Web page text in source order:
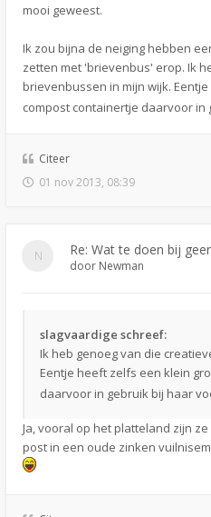
mooi geweest.
Ik zou bijna de neiging hebben
zetten met 'brievenbus' erop. Ik
brievenbussen in mijn wijk.
compost containertje daarvoor
Citeer
01 nov 2013, 08:39
Re: Wat te doen bij
door Newman
slagvaardige schreef:
Ik heb genoeg van die
Eentje heeft zelfs een klein
daarvoor in gebruik bij haar
Ja, vooral op het platteland zijn
post in een oude zinken